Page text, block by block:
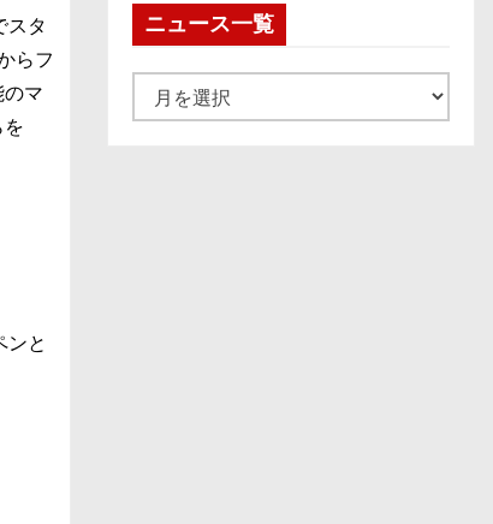
スタ
らフ
マ
と
ニュース一覧
ュ